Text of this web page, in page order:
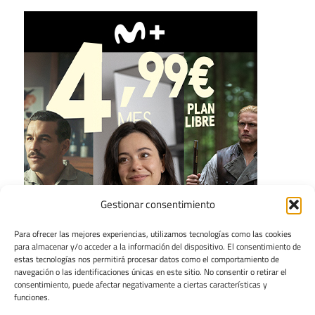
Gestionar consentimiento
Para ofrecer las mejores experiencias, utilizamos tecnologías como las cookies
para almacenar y/o acceder a la información del dispositivo. El consentimiento de
estas tecnologías nos permitirá procesar datos como el comportamiento de
navegación o las identificaciones únicas en este sitio. No consentir o retirar el
consentimiento, puede afectar negativamente a ciertas características y
funciones.